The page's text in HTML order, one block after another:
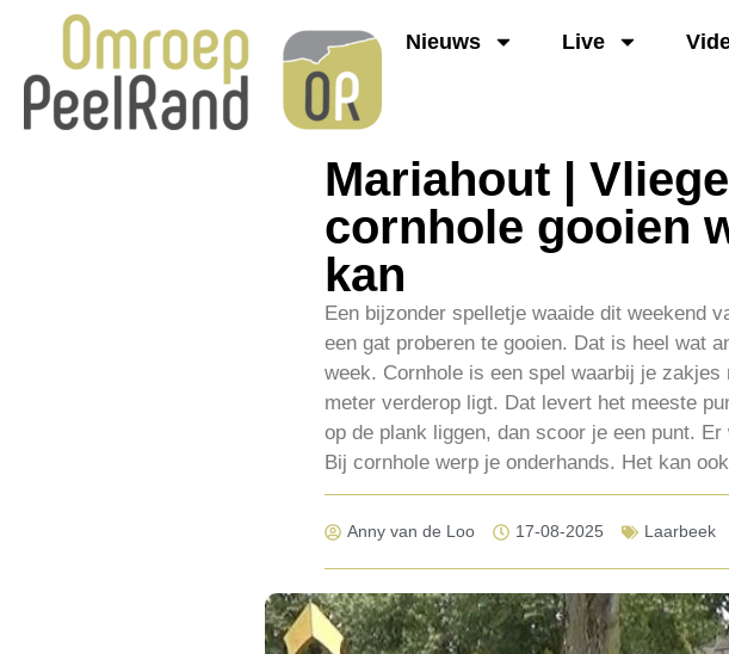
Nieuws Live
Mariahout |
cornhole gooien
kan
Een bijzonder spelletje waaide dit weekend
een gat proberen te gooien. Dat is heel wat
week. Cornhole is een spel waarbij je
meter verderop ligt. Dat levert het meeste
op de plank liggen, dan scoor je een punt.
Bij cornhole werp je onderhands. Het kan
Anny van de Loo 17-08-2025 Laarbeek